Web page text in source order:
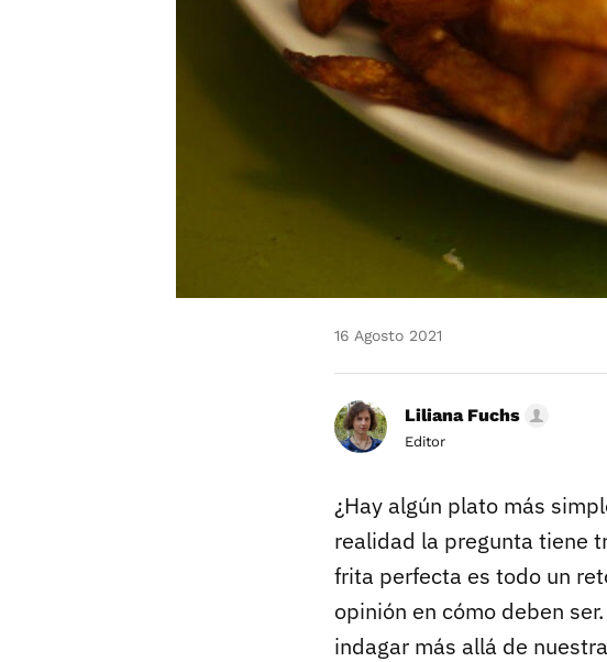
16 Agosto 2021
Liliana Fuchs
Editor
¿Hay algún plato más
realidad la pregunta tiene
frita perfecta es todo un
opinión en cómo deben
indagar más allá de